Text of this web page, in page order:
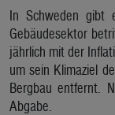
In Schweden gibt
Gebäudesektor
jährlich mit der
um sein Klimaziel
Bergbau entfernt.
Abgabe.